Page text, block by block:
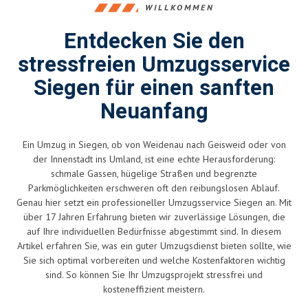
WILLKOMMEN
Entdecken Sie den
stressfreien Umzugsservice
Siegen für einen sanften
Neuanfang
Ein Umzug in Siegen, ob von Weidenau nach Geisweid oder von
der Innenstadt ins Umland, ist eine echte Herausforderung:
schmale Gassen, hügelige Straßen und begrenzte
Parkmöglichkeiten erschweren oft den reibungslosen Ablauf.
Genau hier setzt ein professioneller Umzugsservice Siegen an. Mit
über 17 Jahren Erfahrung bieten wir zuverlässige Lösungen, die
auf Ihre individuellen Bedürfnisse abgestimmt sind. In diesem
Artikel erfahren Sie, was ein guter Umzugsdienst bieten sollte, wie
Sie sich optimal vorbereiten und welche Kostenfaktoren wichtig
sind. So können Sie Ihr Umzugsprojekt stressfrei und
kosteneffizient meistern.